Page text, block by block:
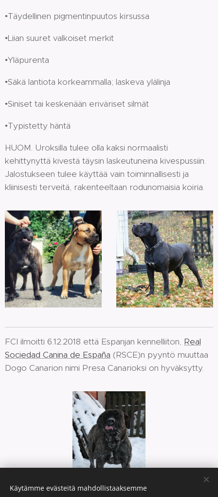
•Täydellinen pigmentinpuutos kirsussa
•Liian suuret valkoiset merkit
•Yläpurenta
•Säkä lantiota korkeammalla; laskeva ylälinja
•Siniset tai keskenään eriväriset silmät
•Typistetty häntä
HUOM. Uroksilla tulee olla kaksi normaalisti
kehittynyttä kivestä täysin laskeutuneina kivespussiin.
Jalostukseen tulee käyttää vain toiminnallisesti ja
kliinisesti terveitä, rakenteeltaan rodunomaisia koiria.
FCI ilmoitti 6.12.2018 että Espanjan kennelliiton, Real
Sociedad Canina de España (RSCE)n pyyntö muuttaa
Dogo Canarion nimi Presa Canarioksi on hyväksytty.
Käytämme evästeitä mahdollistaaksemme